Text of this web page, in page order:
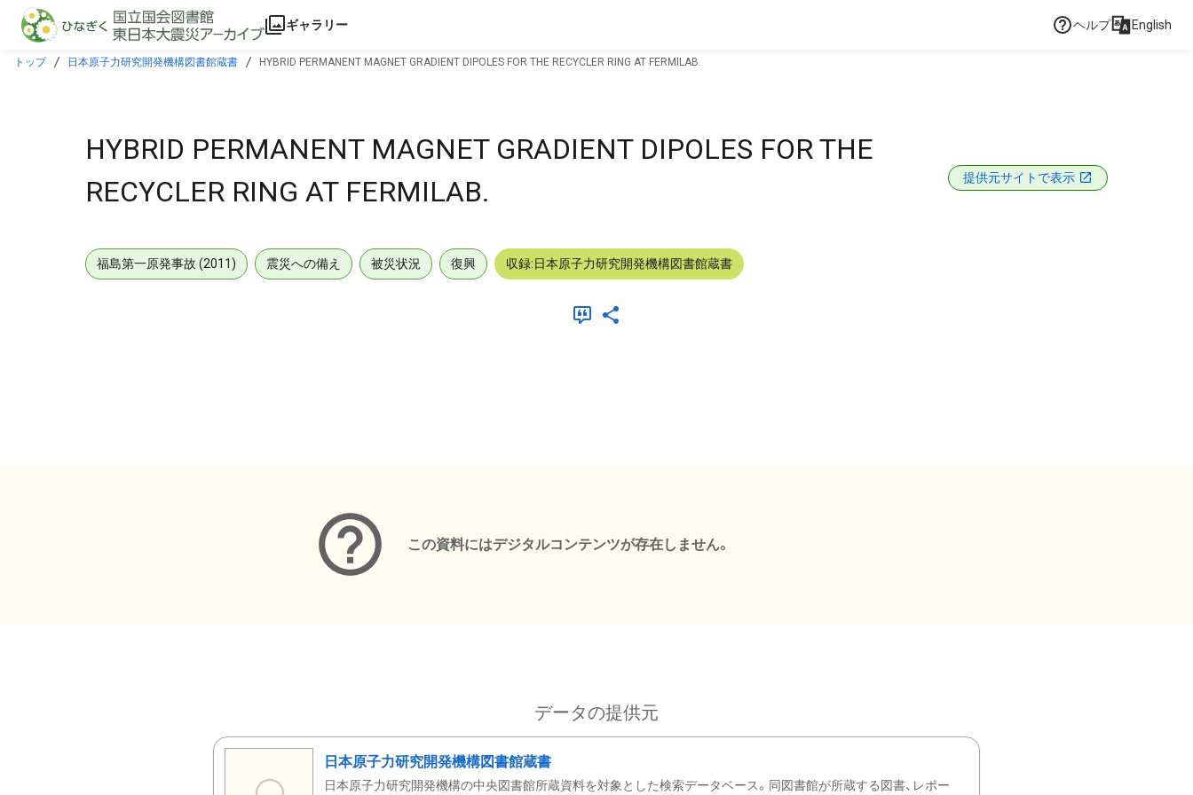
本文に飛ぶ
ギャラリー ヘルプ English
トップ 日本原子力研究開発機構図書館蔵書 HYBRID PERMANENT MAGNET GRADIENT DIPOLES FOR THE RECYCLER RING AT FERMILAB.
HYBRID PERMANENT MAGNET GRADIENT DIPOLES FOR THE
RECYCLER RING AT FERMILAB.
提供元サイトで表示
福島第一原発事故 (2011) 震災への備え 被災状況 復興 収録:日本原子力研究開発機構図書館蔵書
この資料にはデジタルコンテンツが存在しません。
データの提供元
日本原子力研究開発機構図書館蔵書
日本原子力研究開発機構の中央図書館所蔵資料を対象とした検索データベース。同図書館が所蔵する図書、レポー